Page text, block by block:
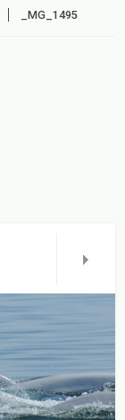
_MG_1495